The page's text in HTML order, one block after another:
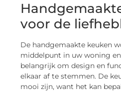
voor de
De handgemaakte keuken
middelpunt in uw woning
belangrijk om design en
elkaar af te stemmen. De
mooi zijn, want het kan